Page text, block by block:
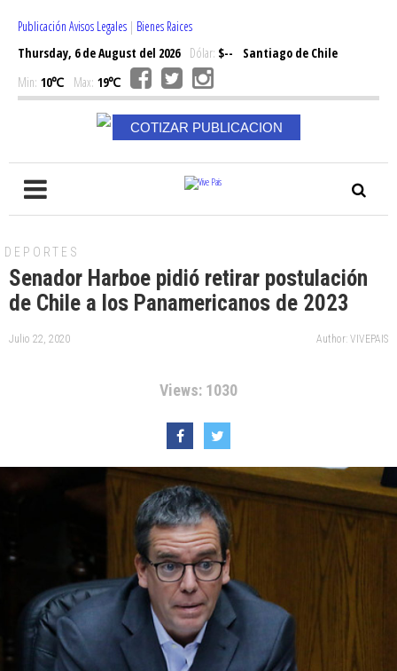
Publicación Avisos Legales | Bienes Raices
Thursday, 6 de August del 2026Dólar: $--
Santiago de Chile
Min: 10℃ Max: 19℃
COTIZAR PUBLICACION
DEPORTES
Senador Harboe pidió retirar postulación
de Chile a los Panamericanos de 2023
Julio 22, 2020 Author: VIVEPAIS
Views: 1030